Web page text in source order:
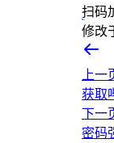
扫码
修改
上一
获取
下一
密码